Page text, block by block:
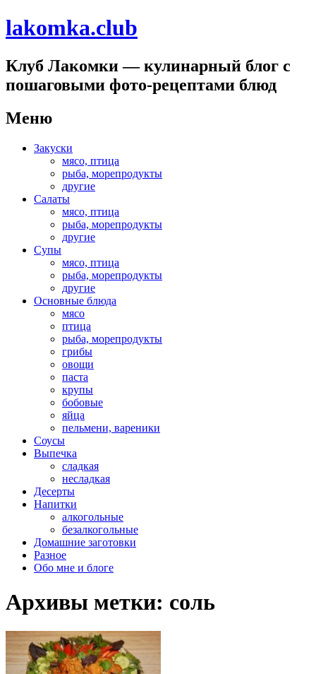
lakomka.club
Клуб Лакомки — кулинарный блог с
пошаговыми фото-рецептами блюд
Меню
Перейти
содержимому
Закуски
мясо, птица
рыба, морепродукты
другие
Салаты
мясо, птица
рыба, морепродукты
другие
Супы
мясо, птица
рыба, морепродукты
другие
Основные блюда
мясо
птица
рыба, морепродукты
грибы
овощи
паста
крупы
бобовые
яйца
пельмени, вареники
Соусы
Выпечка
сладкая
несладкая
Десерты
Напитки
алкогольные
безалкогольные
Домашние заготовки
Разное
Обо мне и блоге
Архивы метки: соль